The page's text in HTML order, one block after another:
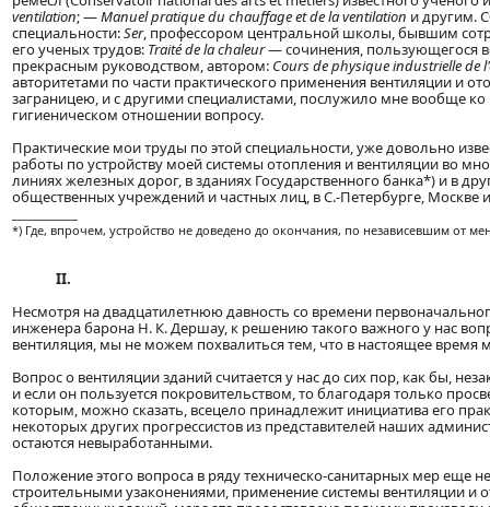
ventilation; —Manuel pratique du chauffage et de la ventilation и другим.
специальности:Ser, профессором центральной школы, бывшим
его ученых трудов: Traité de la chaleur— сочинения, пользующегося
прекрасным руководством, автором: Cours de physique industrielle de
авторитетами по части практического применения вентиляции и
заграницею, и с другими специалистами, послужило мне вообще
гигиеническом отношении вопросу.
Практические мои труды по этой специальности, уже довольно
работы по устройству моей системы отопления и вентиляции во
линиях железных дорог, в зданиях Государственного банка*) и в
общественных учреждений и частных лиц, в С.-Петербурге, Москве
*) Где, впрочем, устройство не доведено до окончания, по независевшим от
II.
Несмотря на двадцатилетнюю давность со времени
инженера барона H. К. Дершау, к решению такого важного у нас
вентиляция, мы не можем похвалиться тем, что в настоящее время
Вопрос о вентиляции зданий считается у нас до сих пор, как бы,
и если он пользуется покровительством, то благодаря только
которым, можно сказать, всецело принадлежит инициатива его
некоторых других прогрессистов из представителей наших
остаются невыработанными.
Положение этого вопроса в ряду техническо-санитарных мер еще
строительными узаконениями, применение системы вентиляции и